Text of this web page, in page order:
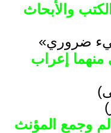
والأبحاث
شيء ضروري»
منهما إعراب
وجمع المؤنث